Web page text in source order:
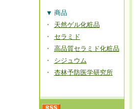
▼ 商品
・
天然ゲル化粧品
・
セラミド
・
高品質セラミド化粧品
・
シジュウム
・
杏林予防医学研究所